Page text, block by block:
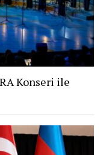
Konseri ile